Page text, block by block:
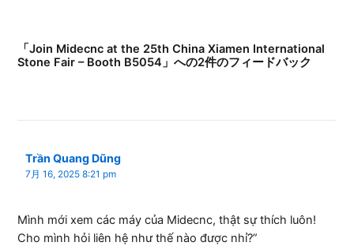
「Join Midecnc at the 25th China Xiamen International
Stone Fair – Booth B5054」への2件のフィードバック
Trần Quang Dũng
7月 16, 2025 8:21 pm
Mình mới xem các máy của Midecnc, thật sự thích luôn!
Cho mình hỏi liên hệ như thế nào được nhỉ?”